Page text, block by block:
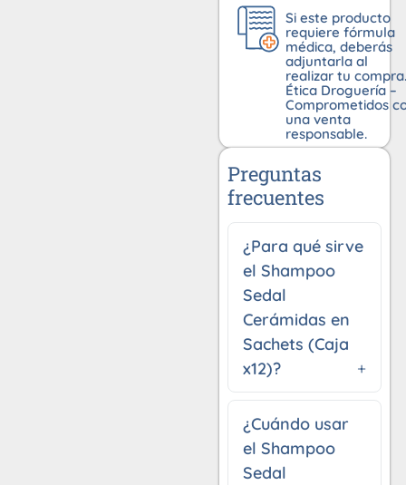
Si este producto
requiere fórmula
médica, deberás
adjuntarla al
realizar tu compra.
Ética Droguería –
Comprometidos
una venta
responsable.
Preguntas
frecuentes
¿Para qué sirve
el Shampoo
Sedal
Cerámidas en
Sachets (Caja
x12)?
¿Cuándo usar
el Shampoo
Sedal